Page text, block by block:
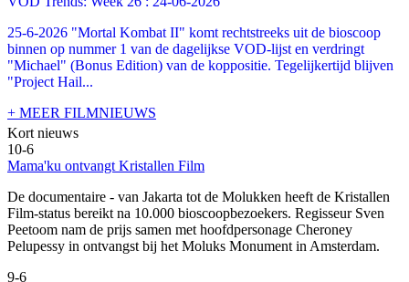
25-6-2026 "Mortal Kombat II" komt rechtstreeks uit de bioscoop
binnen op nummer 1 van de dagelijkse VOD-lijst en verdringt
"Michael" (Bonus Edition) van de koppositie. Tegelijkertijd blijven
"Project Hail...
+ MEER FILMNIEUWS
Kort nieuws
10-6
Mama'ku ontvangt Kristallen Film
De documentaire - van Jakarta tot de Molukken heeft de Kristallen
Film-status bereikt na 10.000 bioscoopbezoekers. Regisseur Sven
Peetoom nam de prijs samen met hoofdpersonage Cheroney
Pelupessy in ontvangst bij het Moluks Monument in Amsterdam.
9-6